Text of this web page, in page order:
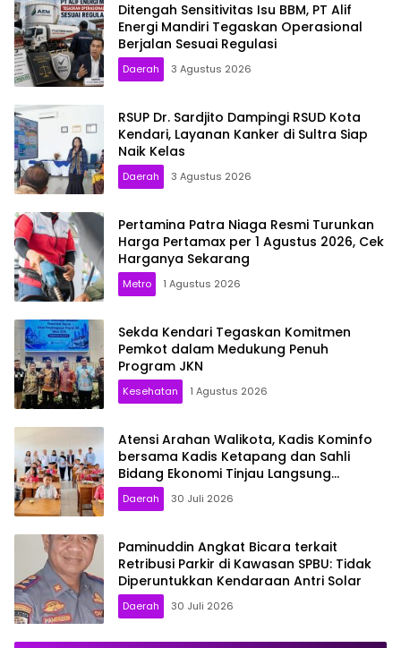
Ditengah Sensitivitas Isu BBM, PT Alif
Energi Mandiri Tegaskan Operasional
Berjalan Sesuai Regulasi
Daerah 3 Agustus 2026
RSUP Dr. Sardjito Dampingi RSUD Kota
Kendari, Layanan Kanker di Sultra Siap
Naik Kelas
Daerah 3 Agustus 2026
Pertamina Patra Niaga Resmi Turunkan
Harga Pertamax per 1 Agustus 2026, Cek
Harganya Sekarang
Metro 1 Agustus 2026
Sekda Kendari Tegaskan Komitmen
Pemkot dalam Medukung Penuh
Program JKN
Kesehatan 1 Agustus 2026
Atensi Arahan Walikota, Kadis Kominfo
bersama Kadis Ketapang dan Sahli
Bidang Ekonomi Tinjau Langsung
Program MBG di Sekolah: Pastikan
Berjalan Optimal
Daerah 30 Juli 2026
Paminuddin Angkat Bicara terkait
Retribusi Parkir di Kawasan SPBU: Tidak
Diperuntukkan Kendaraan Antri Solar
Daerah 30 Juli 2026